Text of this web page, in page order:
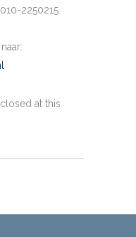
2250215
at this